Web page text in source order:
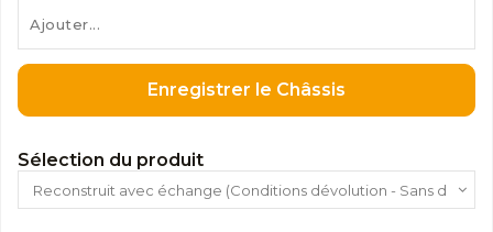
Enregistrer le Châssis
Sélection du produit